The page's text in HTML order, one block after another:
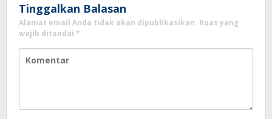
Tinggalkan Balasan
Alamat email Anda tidak akan dipublikasikan. Ruas yang
wajib ditandai *